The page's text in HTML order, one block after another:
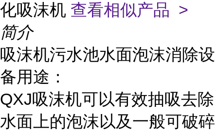
化吸沫机 查看相似产品 >
简介
吸沫机污水池水面泡沫消除设
备用途：
QXJ吸沫机可以有效抽吸去除
水面上的泡沫以及一般可破碎